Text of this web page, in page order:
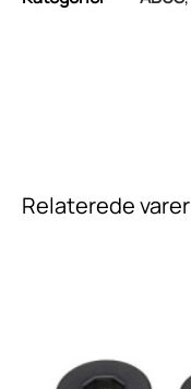
Relaterede varer